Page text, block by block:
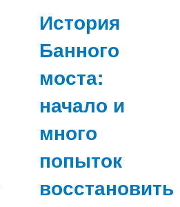
История
Банного
моста:
начало и
много
попыток
восстановить